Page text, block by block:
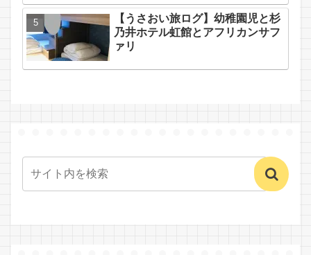
【うさおい旅ログ】幼稚園児と杉
乃井ホテル虹館とアフリカンサフ
ァリ